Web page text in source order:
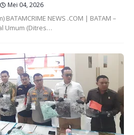
Mei 04, 2026
NEWS .COM | BATAM –
Umum (Ditres…